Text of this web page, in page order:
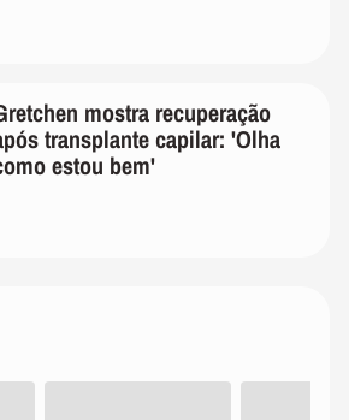
mostra recuperação
transplante capilar: 'Olha
estou bem'